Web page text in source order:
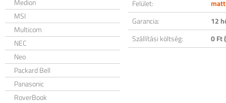
Medion
MSI
Multicom
NEC
Neo
Packard Bell
Panasonic
RoverBook
Felület:
matt
Garancia:
12
Szállítási költség:
0 Ft